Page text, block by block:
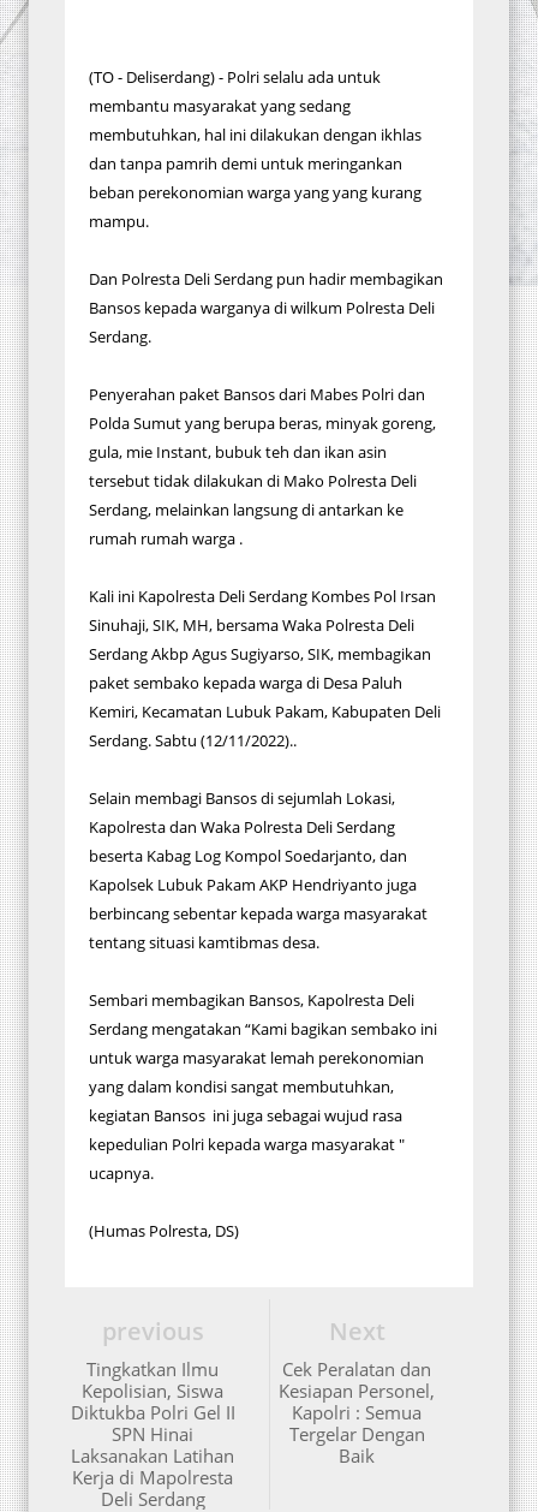
(TO - Deliserdang) - Polri selalu ada untuk
membantu masyarakat yang sedang
membutuhkan, hal ini dilakukan dengan ikhlas
dan tanpa pamrih demi untuk meringankan
beban perekonomian warga yang yang kurang
mampu.
Dan Polresta Deli Serdang pun hadir membagikan
Bansos kepada warganya di wilkum Polresta Deli
Serdang.
Penyerahan paket Bansos dari Mabes Polri dan
Polda Sumut yang berupa beras, minyak goreng,
gula, mie Instant, bubuk teh dan ikan asin
tersebut tidak dilakukan di Mako Polresta Deli
Serdang, melainkan langsung di antarkan ke
rumah rumah warga .
Kali ini Kapolresta Deli Serdang Kombes Pol Irsan
Sinuhaji, SIK, MH, bersama Waka Polresta Deli
Serdang Akbp Agus Sugiyarso, SIK, membagikan
paket sembako kepada warga di Desa Paluh
Kemiri, Kecamatan Lubuk Pakam, Kabupaten Deli
Serdang. Sabtu (12/11/2022)..
Selain membagi Bansos di sejumlah Lokasi,
Kapolresta dan Waka Polresta Deli Serdang
beserta Kabag Log Kompol Soedarjanto, dan
Kapolsek Lubuk Pakam AKP Hendriyanto juga
berbincang sebentar kepada warga masyarakat
tentang situasi kamtibmas desa.
Sembari membagikan Bansos, Kapolresta Deli
Serdang mengatakan “Kami bagikan sembako ini
untuk warga masyarakat lemah perekonomian
yang dalam kondisi sangat membutuhkan,
kegiatan Bansos ini juga sebagai wujud rasa
kepedulian Polri kepada warga masyarakat "
ucapnya.
(Humas Polresta, DS)
Next
Cek Peralatan dan
Kesiapan Personel,
Kapolri : Semua
Tergelar Dengan
Baik
previous
Tingkatkan Ilmu
Kepolisian, Siswa
Diktukba Polri Gel II
SPN Hinai
Laksanakan Latihan
Kerja di Mapolresta
Deli Serdang